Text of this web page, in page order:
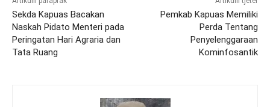
Sekda Kapuas Bacakan
Naskah Pidato Menteri pada
Peringatan Hari Agraria dan
Tata Ruang
Pemkab Kapuas Memiliki
Perda Tentang
Penyelenggaraan
Kominfosantik